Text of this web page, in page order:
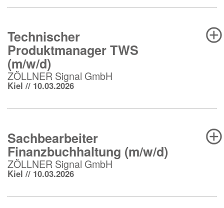
Technischer
Produktmanager TWS
(m/w/d)
ZÖLLNER Signal GmbH
Kiel // 10.03.2026
Sachbearbeiter
Finanzbuchhaltung (m/w/d)
ZÖLLNER Signal GmbH
Kiel // 10.03.2026